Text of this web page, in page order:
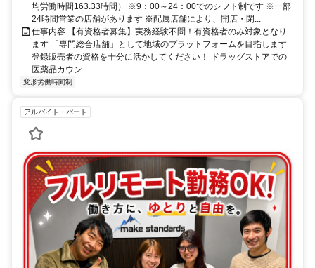
ります(エリア職) ※勤務店舗の指定は出来かねます ■ご希望に応じて
下記勤務区分から選択 も可能です ※社宅制度・赴任手当制度あり ＜
リージョナル職＞ 異動の範囲は本拠地とその隣接県または直線距離
で概ね100km以内 ＜ナショナル職＞ 全国の店舗への異動あり ※社宅
制度・赴任手当制度あり
均労働時間163.33時間） ※9：00～24：00でのシフト制です ※一部
24時間営業の店舗があります ※配属店舗により、開店・閉...
仕事内容 【有資格者募集】実務経験不問！有資格者のみ対象となり
ます 「専門総合店舗」として地域のプラットフォームを目指します
登録販売者の資格を十分に活かしてください！ ドラッグストアでの
医薬品カウン...
変形労働時間制
アルバイト・パート